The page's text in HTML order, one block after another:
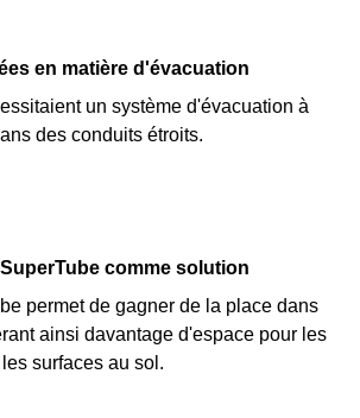
en matière d'évacuation
un système d'évacuation à
des conduits étroits.
comme solution
permet de gagner de la place dans
ainsi davantage d'espace pour les
surfaces au sol.